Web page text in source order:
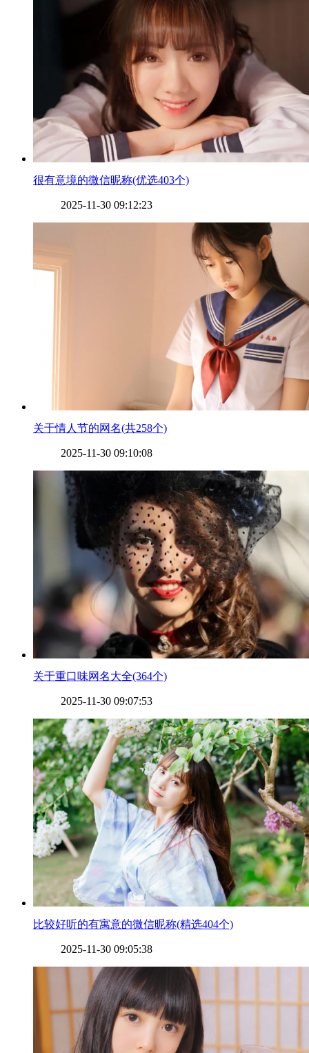
​很有意境的微信昵称(优选403个)
2025-11-30 09:12:23
​关于情人节的网名(共258个)
2025-11-30 09:10:08
​关于重口味网名大全(364个)
2025-11-30 09:07:53
​比较好听的有寓意的微信昵称(精选404个)
2025-11-30 09:05:38